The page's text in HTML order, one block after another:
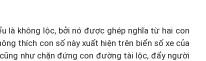
là không lộc, bởi nó được ghép nghĩa từ hai con
thích con số này xuất hiện trên biển số xe của
như chặn đứng con đường tài lộc, đẩy người